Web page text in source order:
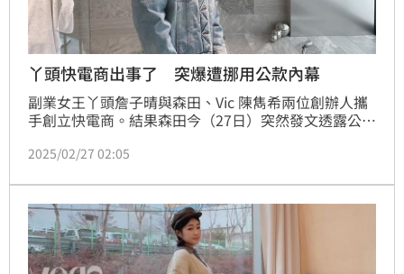
丫頭快電商出事了 突爆遭挪用公款內幕
副業女王丫頭詹子晴與森田、Vic 陳雋希兩位創辦人攜
手創立快電商。結果森田今（27日）突然發文透露公司
「我們很願意給年輕人機會，也希望可以大事化小小事
歆
2025/02/27 02:05